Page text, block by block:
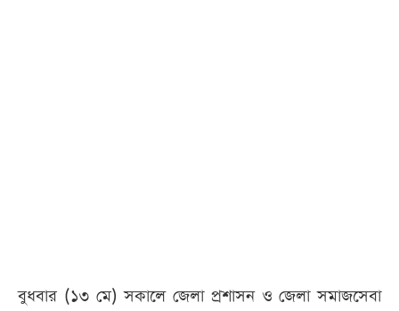
বুধবার (১৩ মে) সকালে জেলা প্রশাসন ও জেলা সমাজসেবা